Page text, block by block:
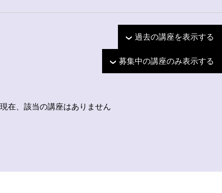
過去の講座を表示する
募集中の講座のみ表示する
現在、該当の講座はありません